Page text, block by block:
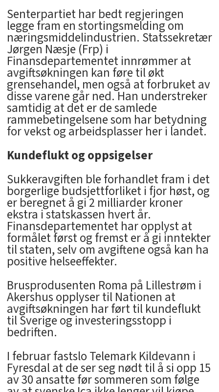
Senterpartiet har bedt regjeringen
legge fram en stortingsmelding om
næringsmiddelindustrien. Statssekretær
Jørgen Næsje (Frp) i
Finansdepartementet innrømmer at
avgiftsøkningen kan føre til økt
grensehandel, men også at forbruket av
disse varene går ned. Han understreker
samtidig at det er de samlede
rammebetingelsene som har betydning
for vekst og arbeidsplasser her i landet.
Kundeflukt og oppsigelser
Sukkeravgiften ble forhandlet fram i det
borgerlige budsjettforliket i fjor høst, og
er beregnet å gi 2 milliarder kroner
ekstra i statskassen hvert år.
Finansdepartementet har opplyst at
formålet først og fremst er å gi inntekter
til staten, selv om avgiftene også kan ha
positive helseeffekter.
Brusprodusenten Roma på Lillestrøm i
Akershus opplyser til Nationen at
avgiftsøkningen har ført til kundeflukt
til Sverige og investeringsstopp i
bedriften.
I februar fastslo Telemark Kildevann i
Fyresdal at de ser seg nødt til å si opp 15
av 30 ansatte før sommeren som følge